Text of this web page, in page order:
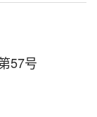
57号